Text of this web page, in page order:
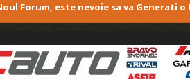
Forum, este nevoie sa va Generati o